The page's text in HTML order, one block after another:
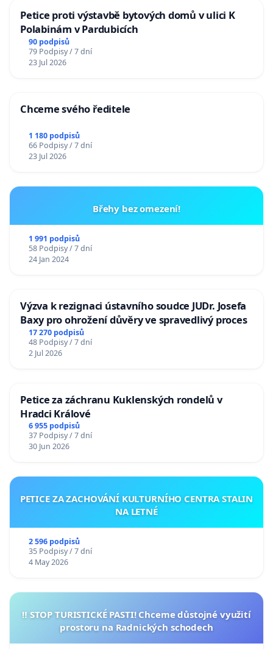
Petice proti výstavbě bytových domů v ulici K
Polabinám v Pardubicích
90 podpisů
79 Podpisy / 7 dní
23 Jul 2026
Chceme svého ředitele
1 180 podpisů
66 Podpisy / 7 dní
23 Jul 2026
Břehy bez omezení!
1 991 podpisů
58 Podpisy / 7 dní
24 Jan 2024
Výzva k rezignaci ústavního soudce JUDr. Josefa
Baxy pro ohrožení důvěry ve spravedlivý proces
17 270 podpisů
48 Podpisy / 7 dní
2 Jul 2026
Petice za záchranu Kuklenských rondelů v
Hradci Králové
6 955 podpisů
37 Podpisy / 7 dní
30 Jun 2026
PETICE ZA ZACHOVÁNÍ KULTURNÍHO CENTRA STALIN
NA LETNÉ
2 596 podpisů
35 Podpisy / 7 dní
4 May 2026
‼️ STOP TURISTICKÉ PASTI! Chceme důstojné využití
prostoru na Radnických schodech